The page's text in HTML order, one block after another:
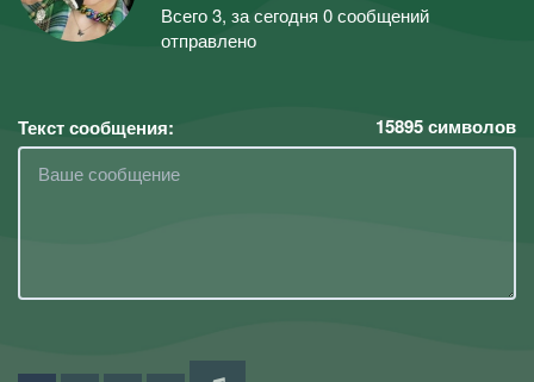
Всего 3, за сегодня 0 сообщений
отправлено
Текст сообщения: 15895символов